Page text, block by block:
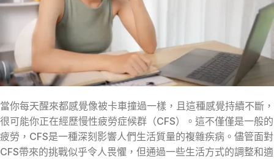
當你每天醒來都感覺像被卡車撞過一樣，且這種感覺持續不斷，
很可能你正在經歷慢性疲勞症候群（CFS）。這不僅僅是一般的
疲勞，CFS是一種深刻影響人們生活質量的複雜疾病。儘管面對
CFS帶來的挑戰似乎令人畏懼，但通過一些生活方式的調整和適